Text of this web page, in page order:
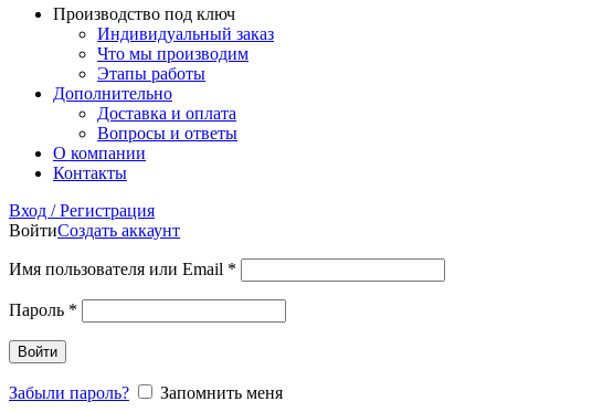
Производство под ключ
Индивидуальный заказ
Что мы производим
Этапы работы
Дополнительно
Доставка и оплата
Вопросы и ответы
О компании
Контакты
Вход / Регистрация
ВойтиСоздать аккаунт
Имя пользователя или Email *
Пароль *
Войти
Забыли пароль?
Запомнить меня